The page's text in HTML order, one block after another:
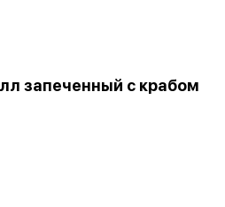
запеченный с крабом